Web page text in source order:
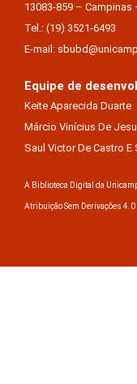
13083-859 – Campinas
Tel.: (19) 3521-6493
E-mail:
Equipe de
Keite Aparecida Duarte
Márcio Vinícius De
Saul Victor De Castro E
A Biblioteca Digital da
Atribuição Sem Derivações 4.0